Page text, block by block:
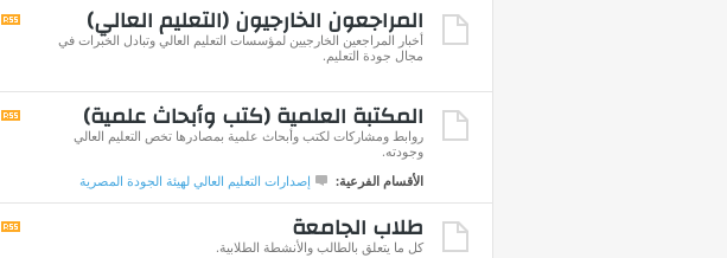
المراجعون الخارجيون (التعليم العالي)
أخبار المراجعين الخارجيين لمؤسسات التعليم العالي وتبادل الخبرات في
مجال جودة التعليم.
المكتبة العلمية (كتب وأبحاث علمية)
روابط ومشاركات لكتب وأبحاث علمية بمصادرها تخص التعليم العالي
وجودته.
الأقسام الفرعية:
إصدارات التعليم العالي لهيئة الجودة المصرية
طلاب الجامعة
كل ما يتعلق بالطالب والأنشطة الطلابية.